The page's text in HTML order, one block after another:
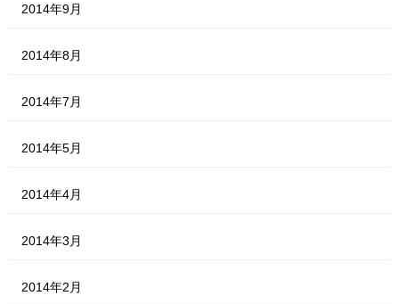
2014年9月
2014年8月
2014年7月
2014年5月
2014年4月
2014年3月
2014年2月